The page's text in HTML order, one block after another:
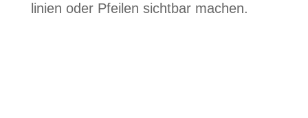
li­nien oder Pfei­len sicht­bar machen.